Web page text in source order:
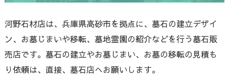
河野石材店は、兵庫県高砂市を拠点に、墓石の建立デザイ
ン、お墓じまいや移転、墓地霊園の紹介などを行う墓石販
売店です。墓石の建立やお墓じまい、お墓の移転の見積も
り依頼は、直接、墓石店へお願いします。